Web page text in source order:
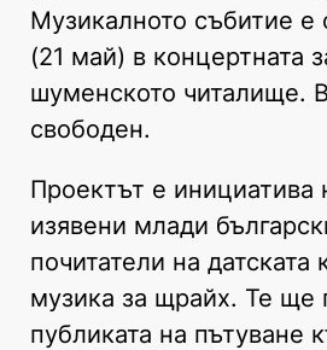
Музикалното събитие е
(21 май) в концертната
шуменското читалище.
свободен.
Проектът е инициатива
изявени млади
почитатели на датската
музика за щрайх. Те ще
публиката на пътуване